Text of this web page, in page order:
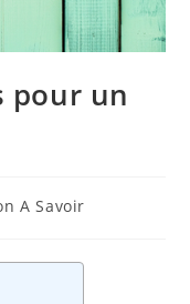
pour un
A Savoir